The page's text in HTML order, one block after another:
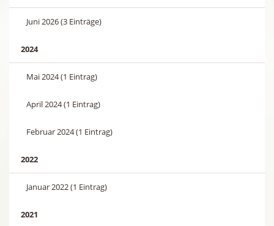
Juni 2026 (3 Einträge)
2024
Mai 2024 (1 Eintrag)
April 2024 (1 Eintrag)
Februar 2024 (1 Eintrag)
2022
Januar 2022 (1 Eintrag)
2021